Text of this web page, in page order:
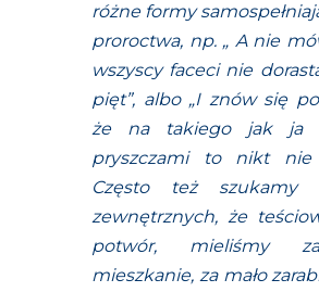
różne formy
proroctwa, np. „ A nie
wszyscy faceci nie
pięt”, albo „I znów się
że na takiego jak ja
pryszczami to nikt nie
Często też szukamy
zewnętrznych, że
potwór, mieliśmy
mieszkanie, za mało